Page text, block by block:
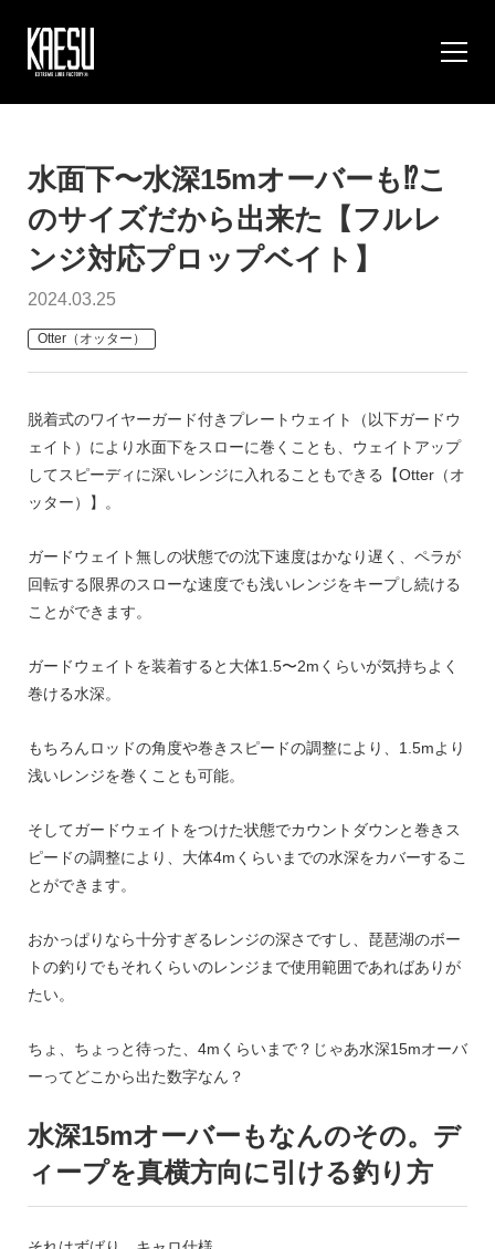
水面下〜水深15mオーバーも⁉︎こ
のサイズだから出来た【フルレ
ンジ対応プロップベイト】
2024.03.25
Otter（オッター）
脱着式のワイヤーガード付きプレートウェイト（以下ガードウ
ェイト）により水面下をスローに巻くことも、ウェイトアップ
してスピーディに深いレンジに入れることもできる【Otter（オ
ッター）】。
ガードウェイト無しの状態での沈下速度はかなり遅く、ペラが
回転する限界のスローな速度でも浅いレンジをキープし続ける
ことができます。
ガードウェイトを装着すると大体1.5〜2mくらいが気持ちよく
巻ける水深。
もちろんロッドの角度や巻きスピードの調整により、1.5mより
浅いレンジを巻くことも可能。
そしてガードウェイトをつけた状態でカウントダウンと巻きス
ピードの調整により、大体4mくらいまでの水深をカバーするこ
とができます。
おかっぱりなら十分すぎるレンジの深さですし、琵琶湖のボー
トの釣りでもそれくらいのレンジまで使用範囲であればありが
たい。
ちょ、ちょっと待った、4mくらいまで？じゃあ水深15mオーバ
ーってどこから出た数字なん？
水深15mオーバーもなんのその。デ
ィープを真横方向に引ける釣り方